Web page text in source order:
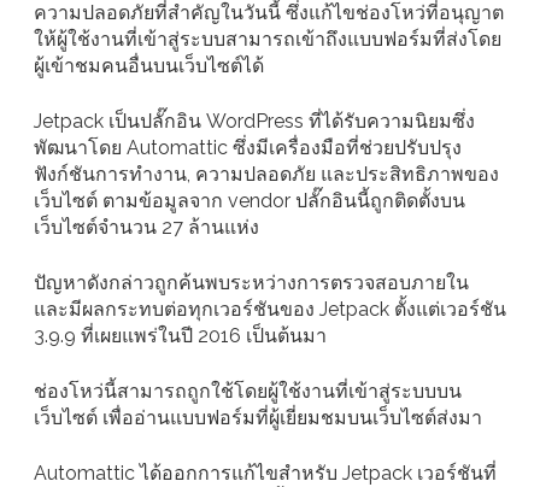
ความปลอดภัยที่สำคัญในวันนี้ ซึ่งแก้ไขช่องโหว่ที่อนุญาต
ให้ผู้ใช้งานที่เข้าสู่ระบบสามารถเข้าถึงแบบฟอร์มที่ส่งโดย
ผู้เข้าชมคนอื่นบนเว็บไซต์ได้
Jetpack เป็นปลั๊กอิน WordPress ที่ได้รับความนิยมซึ่ง
พัฒนาโดย Automattic ซึ่งมีเครื่องมือที่ช่วยปรับปรุง
ฟังก์ชันการทำงาน, ความปลอดภัย และประสิทธิภาพของ
เว็บไซต์ ตามข้อมูลจาก vendor ปลั๊กอินนี้ถูกติดตั้งบน
เว็บไซต์จำนวน 27 ล้านแห่ง
ปัญหาดังกล่าวถูกค้นพบระหว่างการตรวจสอบภายใน
และมีผลกระทบต่อทุกเวอร์ชันของ Jetpack ตั้งแต่เวอร์ชัน
3.9.9 ที่เผยแพร่ในปี 2016 เป็นต้นมา
ช่องโหว่นี้สามารถถูกใช้โดยผู้ใช้งานที่เข้าสู่ระบบบน
เว็บไซต์ เพื่ออ่านแบบฟอร์มที่ผู้เยี่ยมชมบนเว็บไซต์ส่งมา
Automattic ได้ออกการแก้ไขสำหรับ Jetpack เวอร์ชันที่